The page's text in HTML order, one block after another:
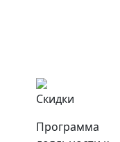
Скидки
Программа